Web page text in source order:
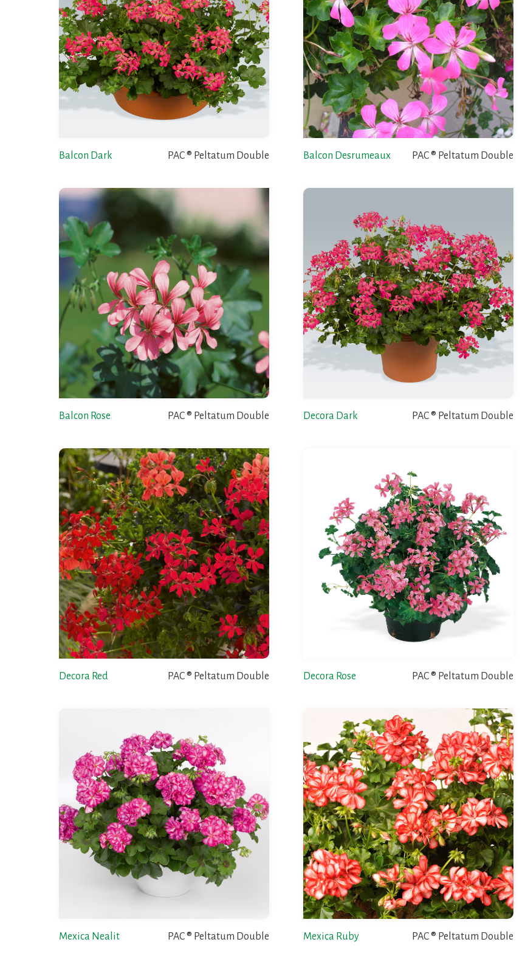
Balcon Dark PAC ® Peltatum Double Balcon Desrumeaux PAC ® Peltatum Double
Balcon Rose PAC ® Peltatum Double Decora Dark PAC ® Peltatum Double
Decora Red PAC ® Peltatum Double Decora Rose PAC ® Peltatum Double
Mexica Nealit PAC ® Peltatum Double Mexica Ruby PAC ® Peltatum Double